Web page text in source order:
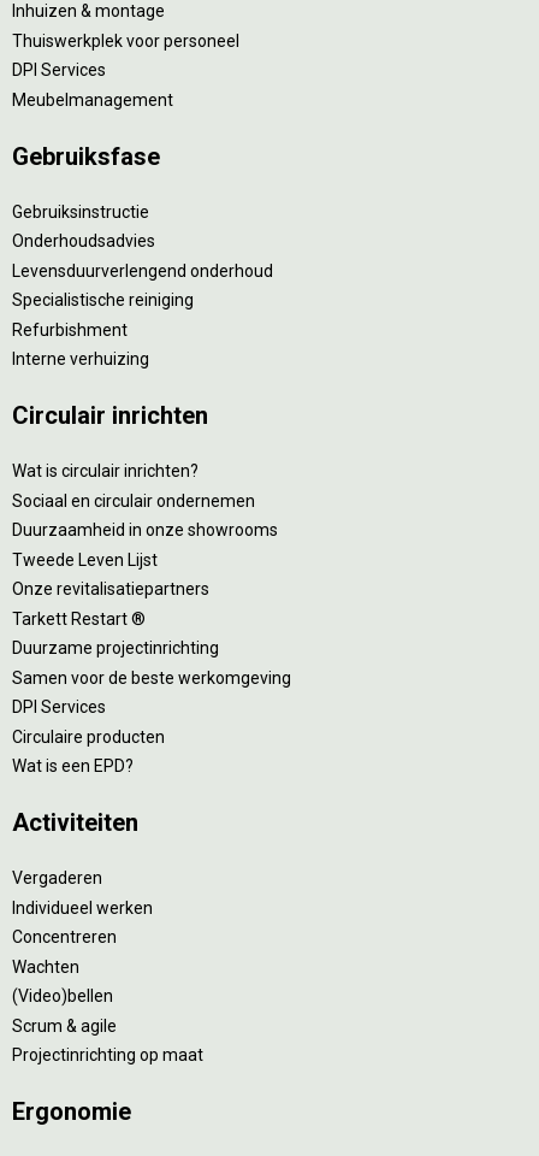
Inhuizen & montage
Thuiswerkplek voor personeel
DPI Services
Meubelmanagement
Gebruiksfase
Gebruiksinstructie
Onderhoudsadvies
Levensduurverlengend onderhoud
Specialistische reiniging
Refurbishment
Interne verhuizing
Circulair inrichten
Wat is circulair inrichten?
Sociaal en circulair ondernemen
Duurzaamheid in onze showrooms
Tweede Leven Lijst
Onze revitalisatiepartners
Tarkett Restart ®
Duurzame projectinrichting
Samen voor de beste werkomgeving
DPI Services
Circulaire producten
Wat is een EPD?
Activiteiten
Vergaderen
Individueel werken
Concentreren
Wachten
(Video)bellen
Scrum & agile
Projectinrichting op maat
Ergonomie